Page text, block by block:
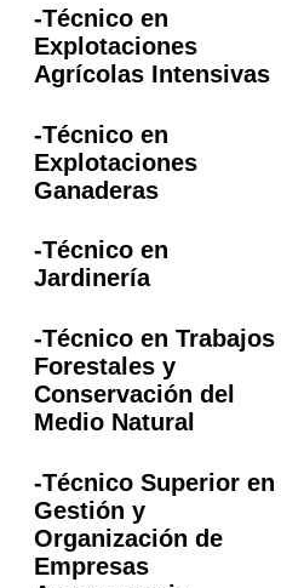
-Técnico en
Explotaciones
Agrícolas Intensivas
-Técnico en
Explotaciones
Ganaderas
-Técnico en
Jardinería
-Técnico en Trabajos
Forestales y
Conservación del
Medio Natural
-Técnico Superior en
Gestión y
Organización de
Empresas